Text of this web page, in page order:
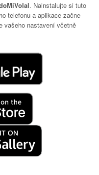
. Nainstalujte si tuto
telefonu a aplikace začne
vašeho nastavení včetně